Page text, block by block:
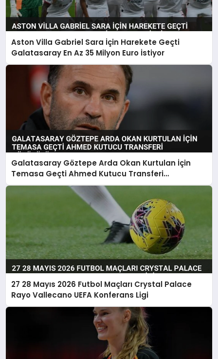
Aston Villa Gabriel Sara İçin Harekete Geçti
Galatasaray En Az 35 Milyon Euro İstiyor
Galatasaray Göztepe Arda Okan Kurtulan İçin
Temasa Geçti Ahmed Kutucu Transferi
Görüşülüyor
27 28 Mayıs 2026 Futbol Maçları Crystal Palace
Rayo Vallecano UEFA Konferans Ligi